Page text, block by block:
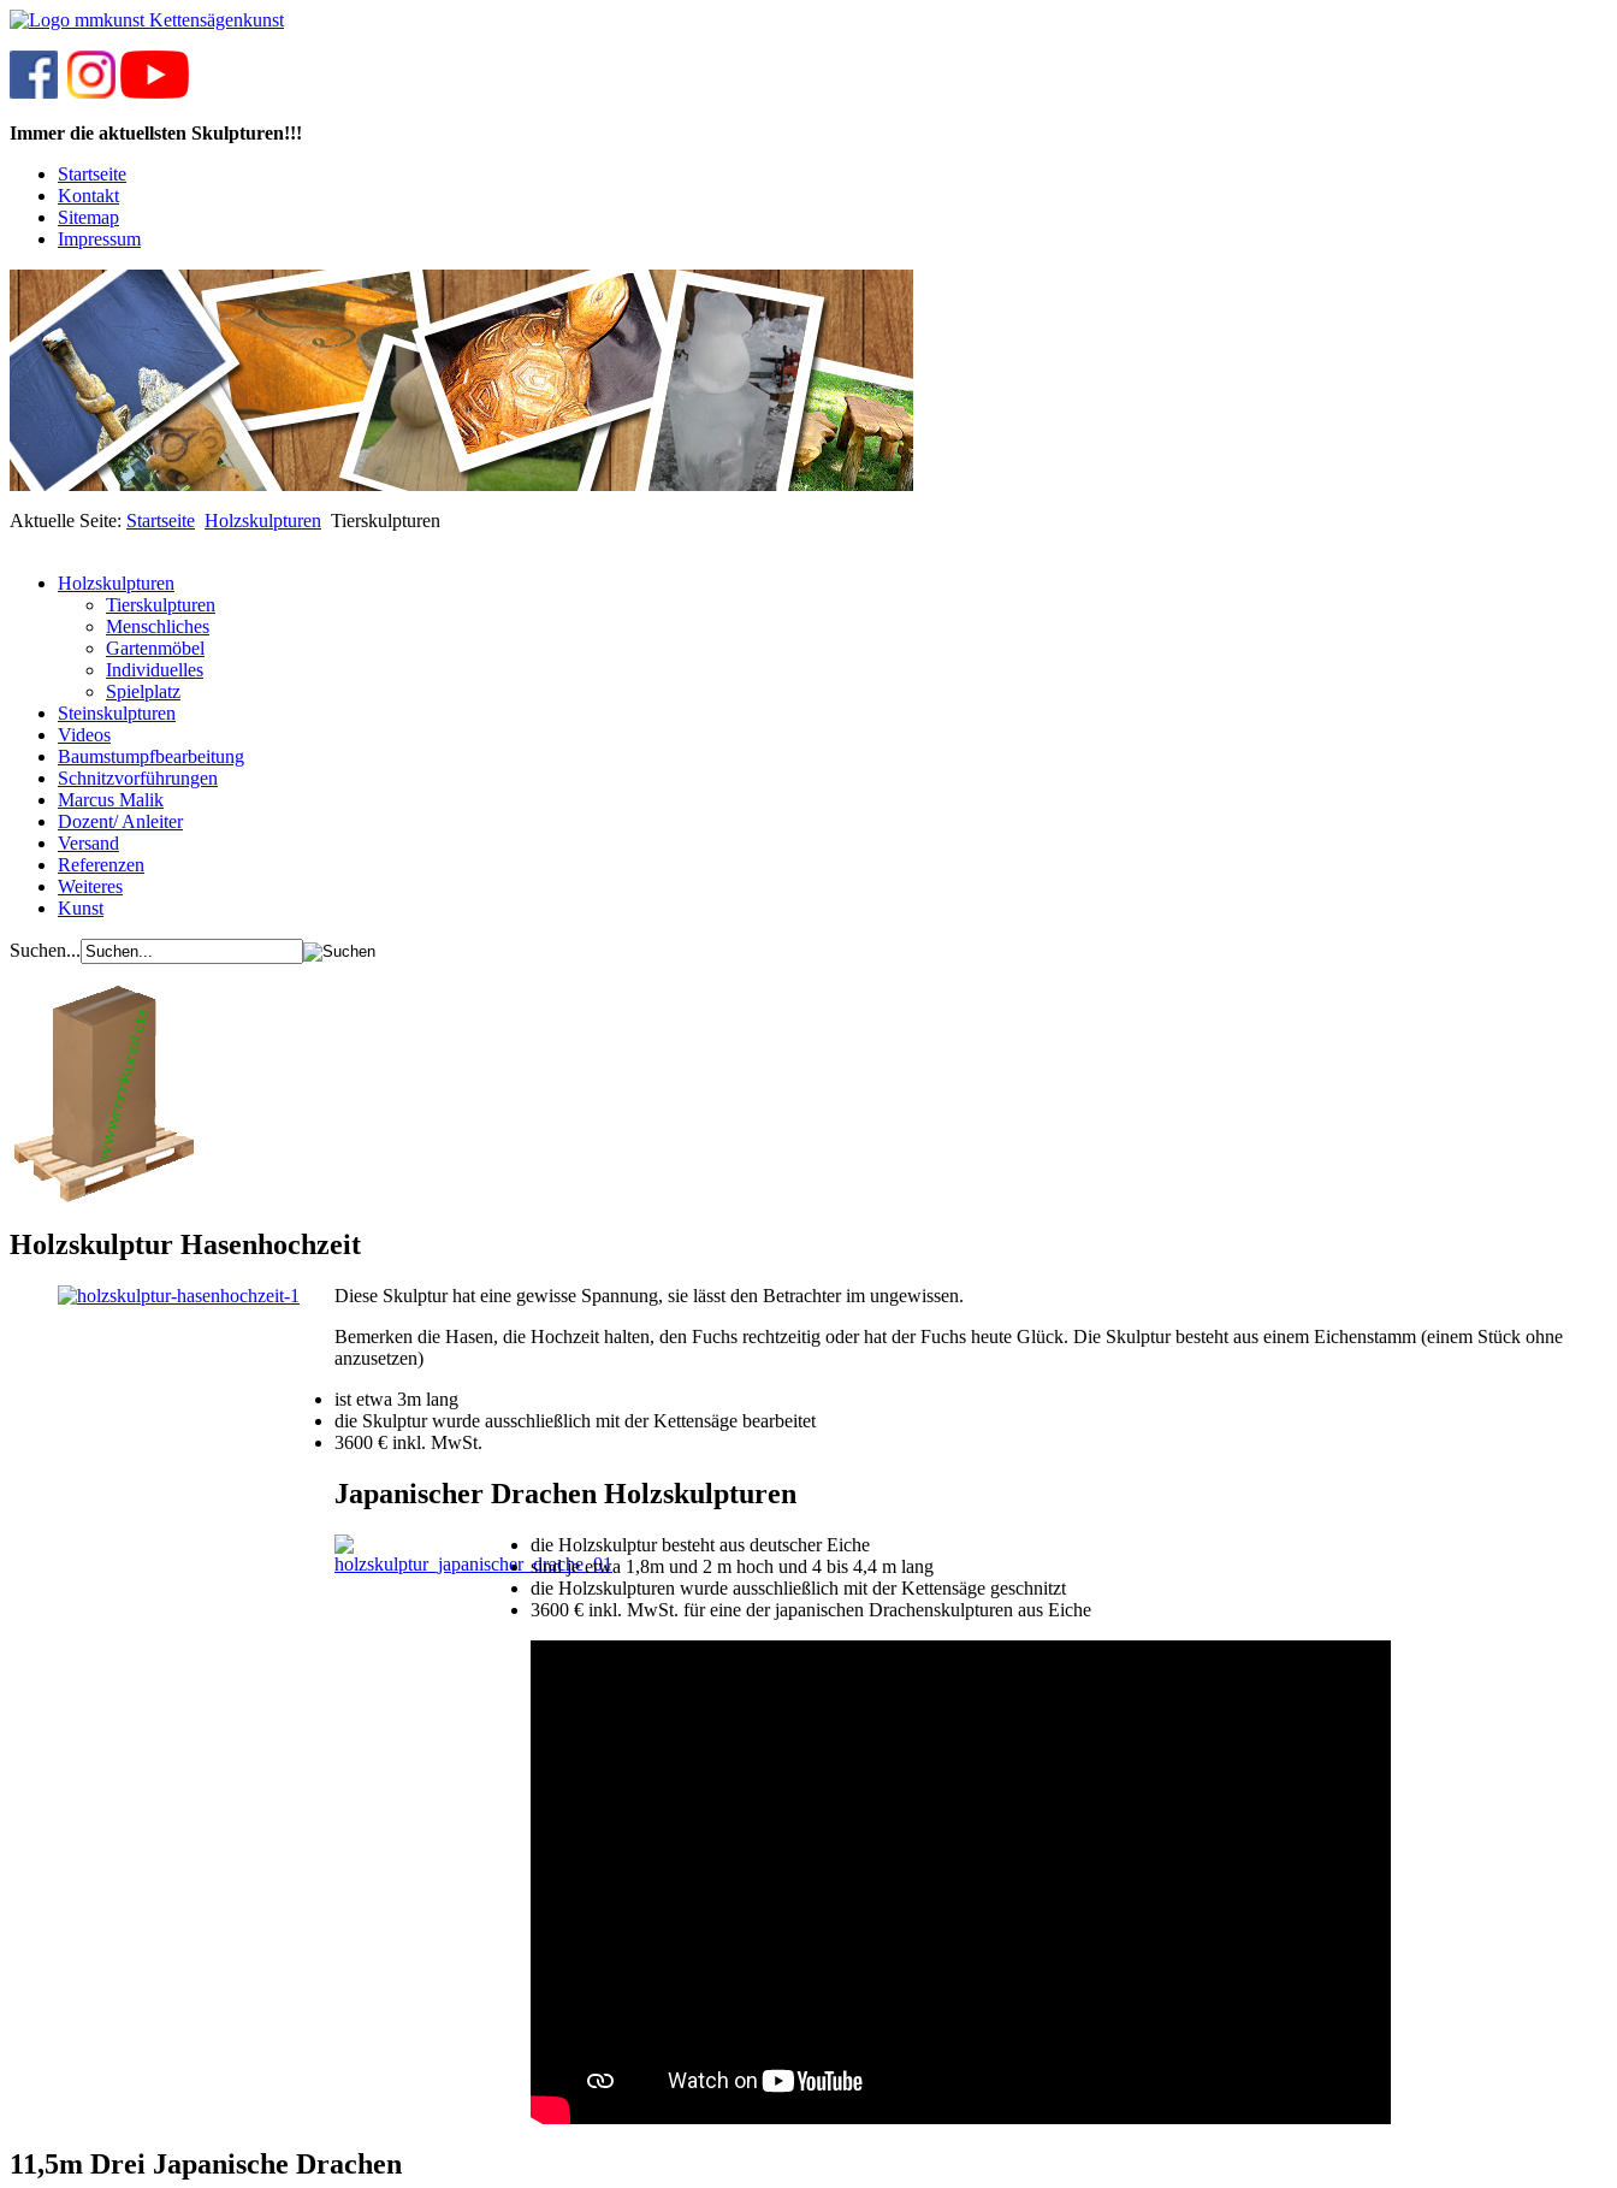
Immer die aktuellsten Skulpturen!!!
Startseite
Kontakt
Sitemap
Impressum
Aktuelle Seite: Startseite Holzskulpturen Tierskulpturen
Holzskulpturen
Tierskulpturen
Menschliches
Gartenmöbel
Individuelles
Spielplatz
Steinskulpturen
Videos
Baumstumpfbearbeitung
Schnitzvorführungen
Marcus Malik
Dozent/ Anleiter
Versand
Referenzen
Weiteres
Kunst
Suchen...
Holzskulptur Hasenhochzeit
Diese Skulptur hat eine gewisse Spannung, sie lässt den Betrachter im ungewissen.
Bemerken die Hasen, die Hochzeit halten, den Fuchs rechtzeitig oder hat der Fuchs heute Glück. Die Skulptur besteht aus einem Eichenstamm (einem Stück ohne
anzusetzen)
ist etwa 3m lang
die Skulptur wurde ausschließlich mit der Kettensäge bearbeitet
3600 € inkl. MwSt.
Japanischer Drachen Holzskulpturen
die Holzskulptur besteht aus deutscher Eiche
sind je etwa 1,8m und 2 m hoch und 4 bis 4,4 m lang
die Holzskulpturen wurde ausschließlich mit der Kettensäge geschnitzt
3600 € inkl. MwSt. für eine der japanischen Drachenskulpturen aus Eiche
11,5m Drei Japanische Drachen